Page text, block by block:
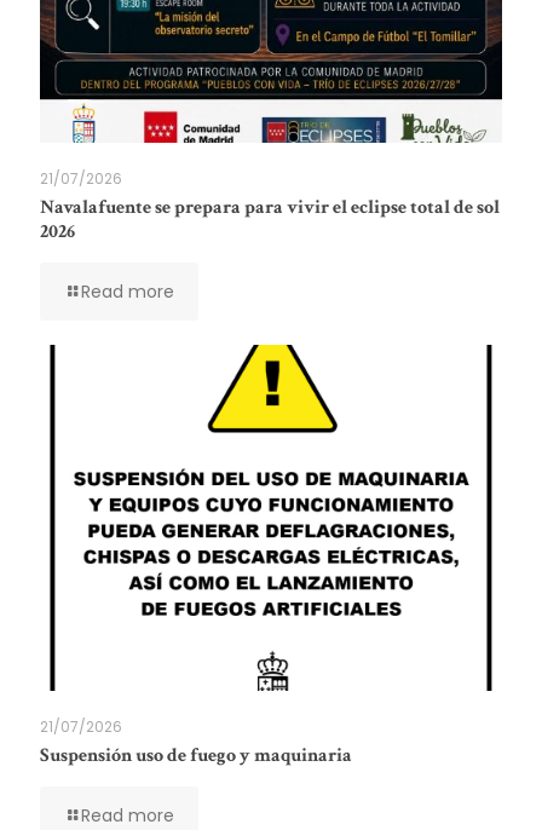
21/07/2026
Navalafuente se prepara para vivir el eclipse total de sol
2026
Read more
21/07/2026
Suspensión uso de fuego y maquinaria
Read more